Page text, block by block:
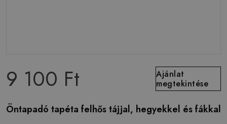
9 100 Ft
Ajánlat
megtekintése
Öntapadó tapéta felhős tájjal, hegyekkel és fákkal